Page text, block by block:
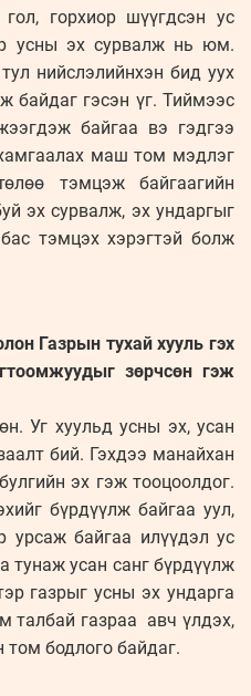
горхиор шүүгдсэн ус
усны эх сурвалж нь юм.
нийслэлийнхэн бид уух
байдаг гэсэн үг. Тиймээс
байгаа вэ гэдгээ
маш том мэдлэг
тэмцэж байгаагийн
эх сурвалж, эх ундаргыг
тэмцэх хэрэгтэй болж
Газрын тухай хууль гэх
зөрчсөн гэж
Уг хуульд усны эх, усан
бий. Гэхдээ манайхан
эх гэж тооцоолдог.
бүрдүүлж байгаа уул,
урсаж байгаа илүүдэл ус
тунаж усан санг бүрдүүлж
газрыг усны эх ундарга
талбай газраа авч үлдэх,
том бодлого байдаг.